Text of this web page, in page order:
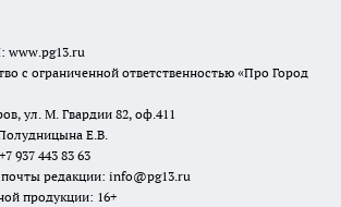
www.pg13.ru
с ограниченной ответственностью «Про Город
ул. М. Гвардии 82, оф.411
Е.В.
937 443 83 63
редакции: info@pg13.ru
продукции: 16+